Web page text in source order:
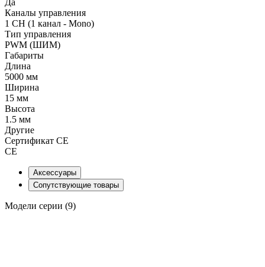
Каналы управления
1 CH (1 канал - Mono)
Тип управления
PWM (ШИМ)
Габариты
Длина
5000 мм
Ширина
15 мм
Высота
1.5 мм
Другие
Сертификат CE
CE
Аксессуары
Сопутствующие товары
Модели серии (9)